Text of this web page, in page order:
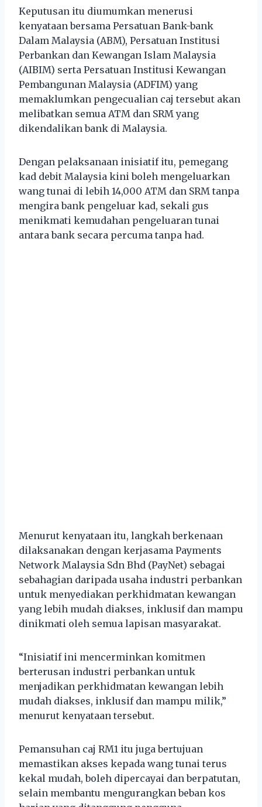
Keputusan itu diumumkan menerusi
kenyataan bersama Persatuan Bank-bank
Dalam Malaysia (ABM), Persatuan Institusi
Perbankan dan Kewangan Islam Malaysia
(AIBIM) serta Persatuan Institusi Kewangan
Pembangunan Malaysia (ADFIM) yang
memaklumkan pengecualian caj tersebut akan
melibatkan semua ATM dan SRM yang
dikendalikan bank di Malaysia.
Dengan pelaksanaan inisiatif itu, pemegang
kad debit Malaysia kini boleh mengeluarkan
wang tunai di lebih 14,000 ATM dan SRM tanpa
mengira bank pengeluar kad, sekali gus
menikmati kemudahan pengeluaran tunai
antara bank secara percuma tanpa had.
Menurut kenyataan itu, langkah berkenaan
dilaksanakan dengan kerjasama Payments
Network Malaysia Sdn Bhd (PayNet) sebagai
sebahagian daripada usaha industri perbankan
untuk menyediakan perkhidmatan kewangan
yang lebih mudah diakses, inklusif dan mampu
dinikmati oleh semua lapisan masyarakat.
“Inisiatif ini mencerminkan komitmen
berterusan industri perbankan untuk
menjadikan perkhidmatan kewangan lebih
mudah diakses, inklusif dan mampu milik,”
menurut kenyataan tersebut.
Pemansuhan caj RM1 itu juga bertujuan
memastikan akses kepada wang tunai terus
kekal mudah, boleh dipercayai dan berpatutan,
selain membantu mengurangkan beban kos